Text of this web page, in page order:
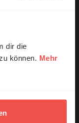
dir die
können. Mehr